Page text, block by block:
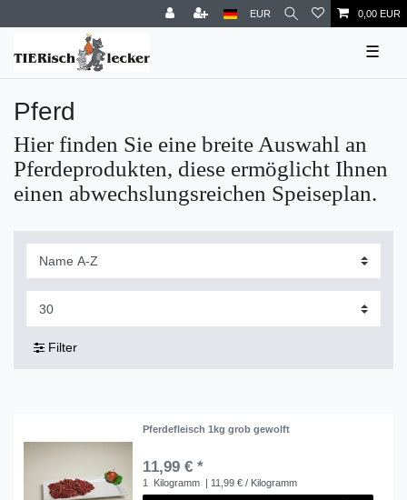
EUR 0,00 EUR
☰
Pferd
Hier finden Sie eine breite Auswahl an
Pferdeprodukten, diese ermöglicht Ihnen
einen abwechslungsreichen Speiseplan.
Filter
Pferdefleisch 1kg grob gewolft
11,99 € *
1 Kilogramm | 11,99 € / Kilogramm